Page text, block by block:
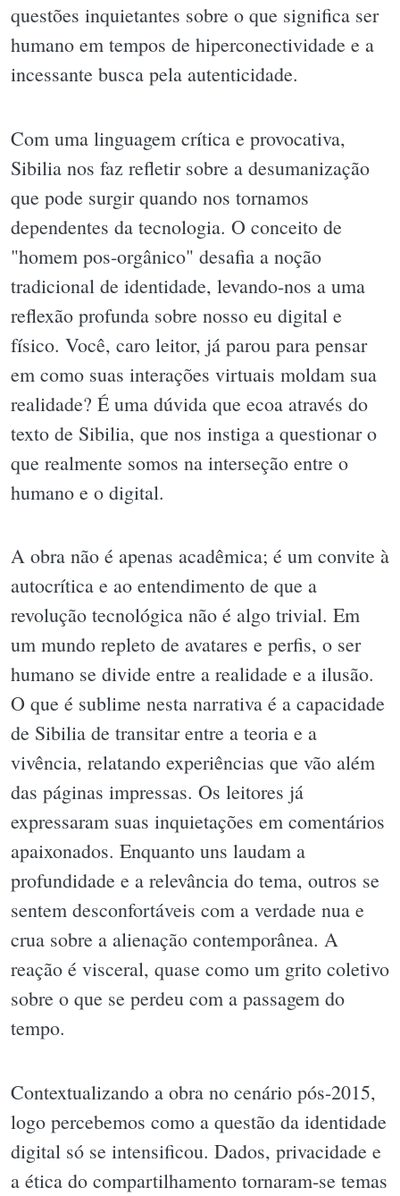
questões inquietantes sobre o que significa ser
humano em tempos de hiperconectividade e a
incessante busca pela autenticidade.
Com uma linguagem crítica e provocativa,
Sibilia nos faz refletir sobre a desumanização
que pode surgir quando nos tornamos
dependentes da tecnologia. O conceito de
"homem pos-orgânico" desafia a noção
tradicional de identidade, levando-nos a uma
reflexão profunda sobre nosso eu digital e
físico. Você, caro leitor, já parou para pensar
em como suas interações virtuais moldam sua
realidade? É uma dúvida que ecoa através do
texto de Sibilia, que nos instiga a questionar o
que realmente somos na interseção entre o
humano e o digital.
A obra não é apenas acadêmica; é um convite à
autocrítica e ao entendimento de que a
revolução tecnológica não é algo trivial. Em
um mundo repleto de avatares e perfis, o ser
humano se divide entre a realidade e a ilusão.
O que é sublime nesta narrativa é a capacidade
de Sibilia de transitar entre a teoria e a
vivência, relatando experiências que vão além
das páginas impressas. Os leitores já
expressaram suas inquietações em comentários
apaixonados. Enquanto uns laudam a
profundidade e a relevância do tema, outros se
sentem desconfortáveis com a verdade nua e
crua sobre a alienação contemporânea. A
reação é visceral, quase como um grito coletivo
sobre o que se perdeu com a passagem do
tempo.
Contextualizando a obra no cenário pós-2015,
logo percebemos como a questão da identidade
digital só se intensificou. Dados, privacidade e
a ética do compartilhamento tornaram-se temas